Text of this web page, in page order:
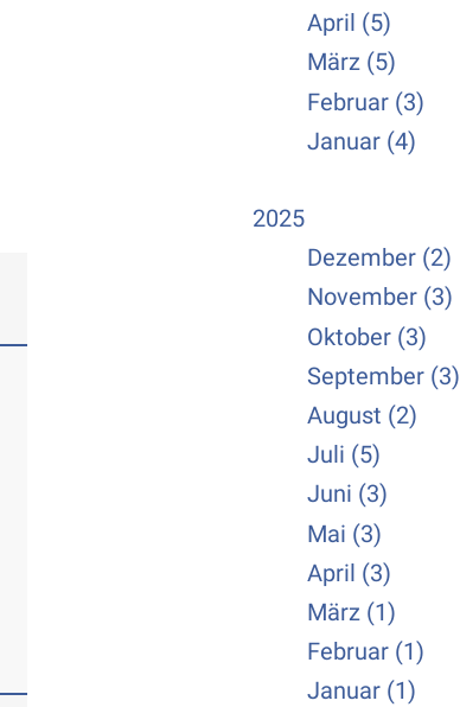
April (5)
März (5)
Februar (3)
Januar (4)
2025
Dezember (2)
November (3)
Oktober (3)
September (3)
August (2)
Juli (5)
Juni (3)
Mai (3)
April (3)
März (1)
Februar (1)
Januar (1)